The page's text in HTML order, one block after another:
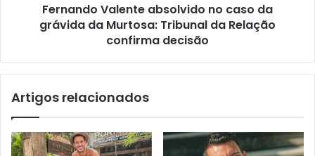
Fernando Valente absolvido no caso da
grávida da Murtosa: Tribunal da Relação
confirma decisão
Artigos relacionados